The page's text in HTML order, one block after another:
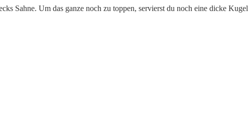
Sahne. Um das ganze noch zu toppen, servierst du noch eine dicke Kugel